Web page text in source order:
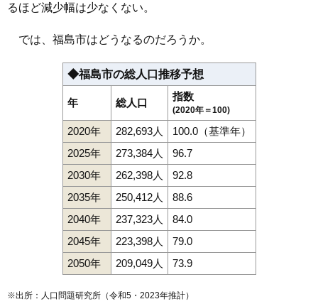
るほど減少幅は少なくない。
では、福島市はどうなるのだろうか。
◆福島市の総人口推移予想
年 総人口
指数
(2020年＝100)
2020年 282,693人
100.0（基準年）
2025年
273,384人
96.7
2030年
262,398人
92.8
2035年
250,412人
88.6
2040年
237,323人
84.0
2045年
223,398人
79.0
2050年
209,049人 73.9
※出所：人口問題研究所（令和5・2023年推計）